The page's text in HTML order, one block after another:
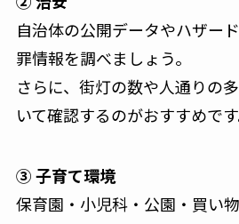
自治体の公開データやハザー
罪情報を調べましょう。
さらに、街灯の数や人通りの
いて確認するのがおすすめです
③ 子育て環境
保育園・小児科・公園・買い